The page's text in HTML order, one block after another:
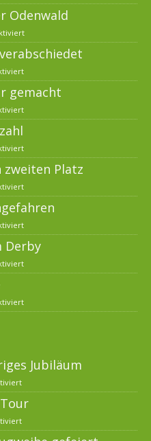
Odenwald
gemacht
zweiten Platz
Derby
Jubiläum